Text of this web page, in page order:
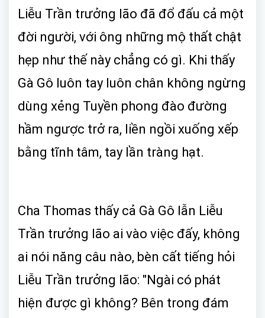
Liễu Trần trưởng lão đã đổ đấu cả một
đời người, với ông những mộ thất chật
hẹp như thế này chẳng có gì. Khi thấy
Gà Gô luôn tay luôn chân không ngừng
dùng xẻng Tuyền phong đào đường
hầm ngược trở ra, liền ngồi xuống xếp
bằng tĩnh tâm, tay lần tràng hạt.
Cha Thomas thấy cả Gà Gô lẫn Liễu
Trần trưởng lão ai vào việc đấy, không
ai nói năng câu nào, bèn cất tiếng hỏi
Liễu Trần trưởng lão: "Ngài có phát
hiện được gì không? Bên trong đám